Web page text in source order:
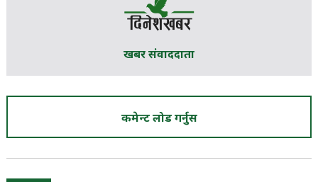
खबर संवाददाता
कमेन्ट लोड गर्नुस